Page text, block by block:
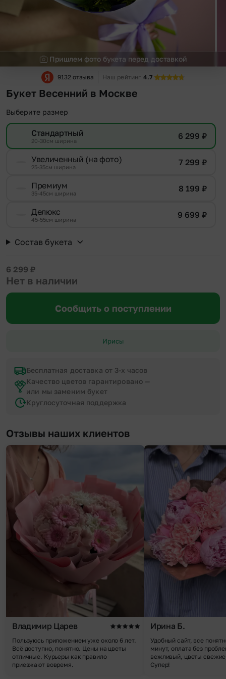
Пришлем фото букета перед доставкой
9132 отзыва Наш рейтинг 4.7
Букет Весенний в Москве
Выберите размер
Стандартный
20-30см ширина 6 299 ₽
Увеличенный (на фото)
25-35см ширина 7 299 ₽
Премиум
35-45см ширина 8 199 ₽
Делюкс
45-55см ширина 9 699 ₽
Состав букета
6 299 ₽
Нет в наличии
Сообщить о поступлении
Ирисы
Бесплатная доставка от 3-х часов
Качество цветов гарантировано —
или мы заменим букет
Круглосуточная поддержка
Отзывы наших клиентов
Владимир Царев
Пользуюсь приложением уже около 6 лет.
Всё доступно, понятно. Цены на цветы
отличные. Курьеры как правило
приезжают вовремя.
Ирина Б.
Удобный сайт, все
минут, оплата без
вежливый, цветы
Супер!